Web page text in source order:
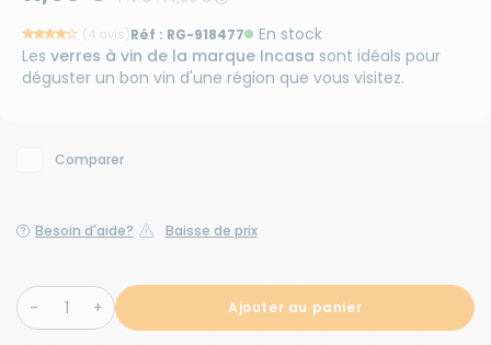
(4 avis)Réf : RG-918477
En stock
Les verres à vin de la marque Incasa sont idéals pour
déguster un bon vin d'une région que vous visitez.
Comparer
Besoin d'aide? Baisse de prix
Ajouter au panier